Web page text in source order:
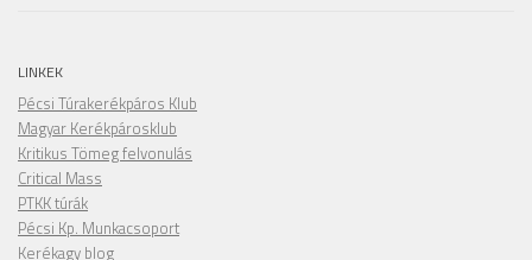
LINKEK
Pécsi Túrakerékpáros Klub
Magyar Kerékpárosklub
Kritikus Tömeg felvonulás
Critical Mass
PTKK túrák
Pécsi Kp. Munkacsoport
Kerékagy blog